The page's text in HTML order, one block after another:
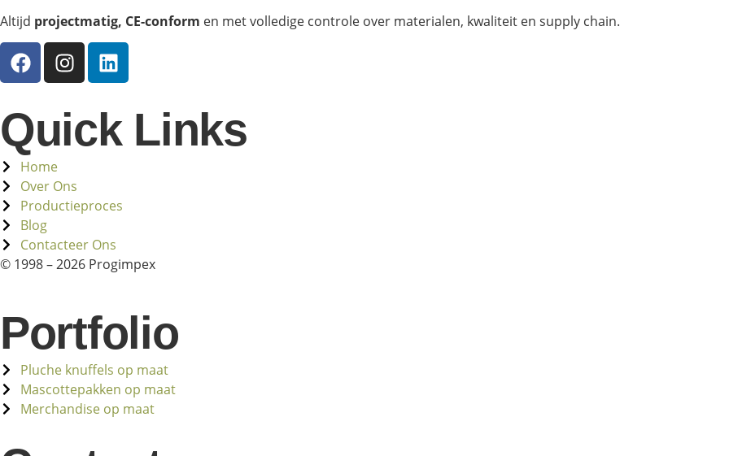
Altijd projectmatig, CE-conform en met volledige controle over materialen, kwaliteit en supply chain.
Quick Links
Home
Over Ons
Productieproces
Blog
Contacteer Ons
© 1998 – 2026 Progimpex
Portfolio
Pluche knuffels op maat
Mascottepakken op maat
Merchandise op maat